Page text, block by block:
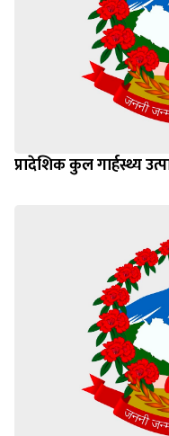
प्रादेशिक कुल गार्हस्थ्य